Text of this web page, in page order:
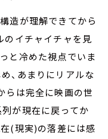
造が理解できてから
のイチャイチャを見
と冷めた視点でいま
、あまりにリアルな
らは完全に映画の世
が現在に戻ってか
(現実)の落差には感